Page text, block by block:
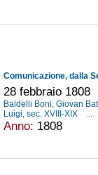
28 febbraio 1808
Baldelli Boni, Giovan
Luigi, sec. XVIII-XIX
...
Anno: 1808